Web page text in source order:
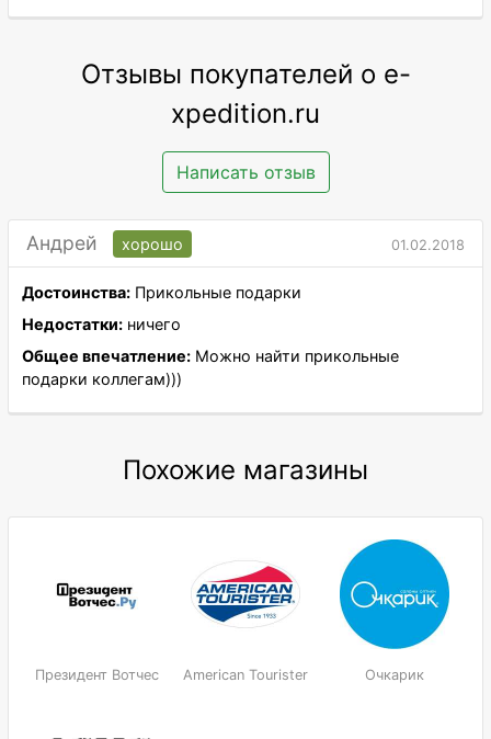
Отзывы покупателей о e-
xpedition.ru
Написать отзыв
Андрей хорошо 01.02.2018
Достоинства: Прикольные подарки
Недостатки: ничего
Общее впечатление: Можно найти прикольные
подарки коллегам)))
Похожие магазины
Президент Вотчес American Tourister Очкарик